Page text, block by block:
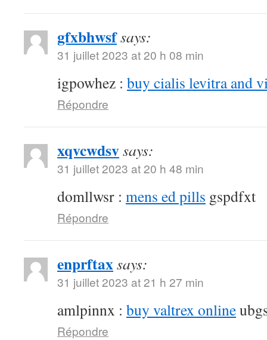
gfxbhwsfsays:
31 juillet 2023 at 20 h 08 min
igpowhez : buy cialis levitra and
Répondre
xqvcwdsvsays:
31 juillet 2023 at 20 h 48 min
domllwsr : mens ed pills gspdfxt
Répondre
enprftaxsays:
31 juillet 2023 at 21 h 27 min
amlpinnx : buy valtrex online
Répondre